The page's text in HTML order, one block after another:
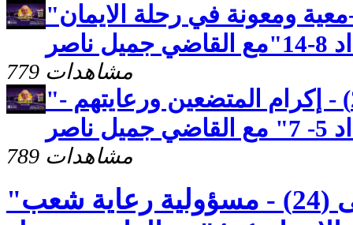
"رسالة بطرس الاولى(26)-معية ومعونة في رحلة الايمان
779 مشاهدات
"رسالة بطرس الاولى (25) - إكرام المتضعين ورعايتهم -
789 مشاهدات
"رسالة بطرس الاولى (24) - مسؤولية رعاية شعب